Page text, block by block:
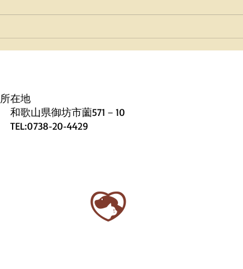
せ⛄
所在地
和歌山県御坊市薗571－10
TEL:0738‐20‐4429